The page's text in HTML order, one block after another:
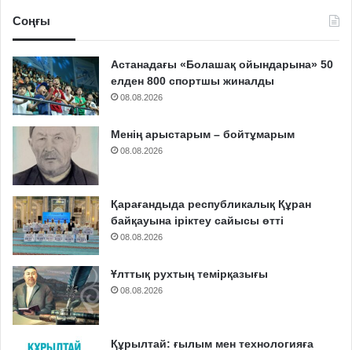
Соңғы
Астанадағы «Болашақ ойындарына» 50
елден 800 спортшы жиналды
08.08.2026
Менің арыстарым – бойтұмарым
08.08.2026
Қарағандыда республикалық Құран
байқауына іріктеу сайысы өтті
08.08.2026
Ұлттық рухтың темірқазығы
08.08.2026
Құрылтай: ғылым мен технологияға